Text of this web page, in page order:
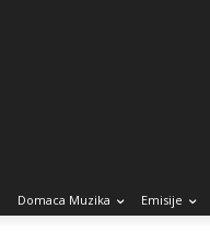
Domaca Muzika Emisije